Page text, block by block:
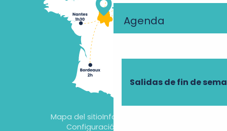
Agenda
Salidas de fin de
Mapa del sitioInformación jurídica
Configuración de cookies